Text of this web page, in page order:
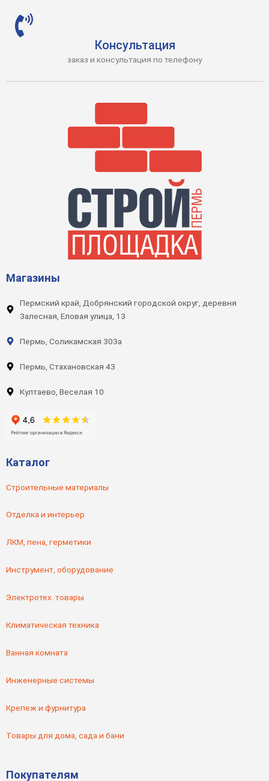
Консультация
заказ и консультация по телефону
Магазины
Пермский край, Добрянский городской округ, деревня
Залесная, Еловая улица, 13
Пермь, Соликамская 303а
Пермь, Стахановская 43
Култаево, Веселая 10
Каталог
Строительные материалы
Отделка и интерьер
ЛКМ, пена, герметики
Инструмент, оборудование
Электротех. товары
Климатическая техника
Ванная комната
Инженерные системы
Крепеж и фурнитура
Товары для дома, сада и бани
Покупателям